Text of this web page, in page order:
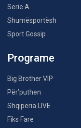
Serie A
Shumësportësh
Sport Gossip
Programe
Big Brother VIP
Për’puthen
Shqipëria LIVE
Fiks Fare